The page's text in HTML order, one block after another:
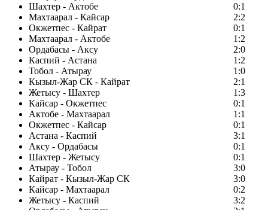
Шахтер - Актобе
0:1
Махтаарал - Кайсар
2:2
Окжетпес - Кайрат
0:1
Махтаарал - Актобе
1:2
Ордабасы - Аксу
2:0
Каспий - Астана
1:2
Тобол - Атырау
1:0
Кызыл-Жар СК - Кайрат
2:1
Жетысу - Шахтер
1:3
Кайсар - Окжетпес
0:1
Актобе - Махтаарал
1:1
Окжетпес - Кайсар
0:1
Астана - Каспий
3:1
Аксу - Ордабасы
0:1
Шахтер - Жетысу
0:1
Атырау - Тобол
3:0
Кайрат - Кызыл-Жар СК
3:0
Кайсар - Махтаарал
0:2
Жетысу - Каспий
3:2